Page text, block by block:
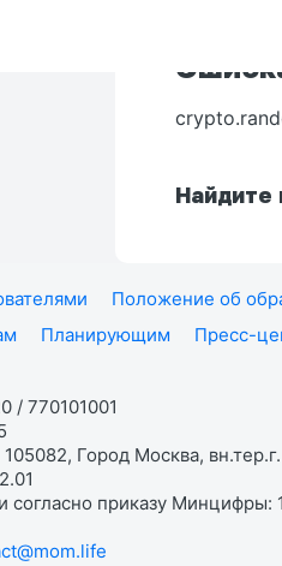
Найдите
Положение об
Планирующим Пресс-
/ 770101001
Город Москва,
согласно приказу Минцифры: